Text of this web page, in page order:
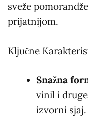
sveže
prijatnijom.
Ključne
Snažna
vinil i
izvorni sjaj.